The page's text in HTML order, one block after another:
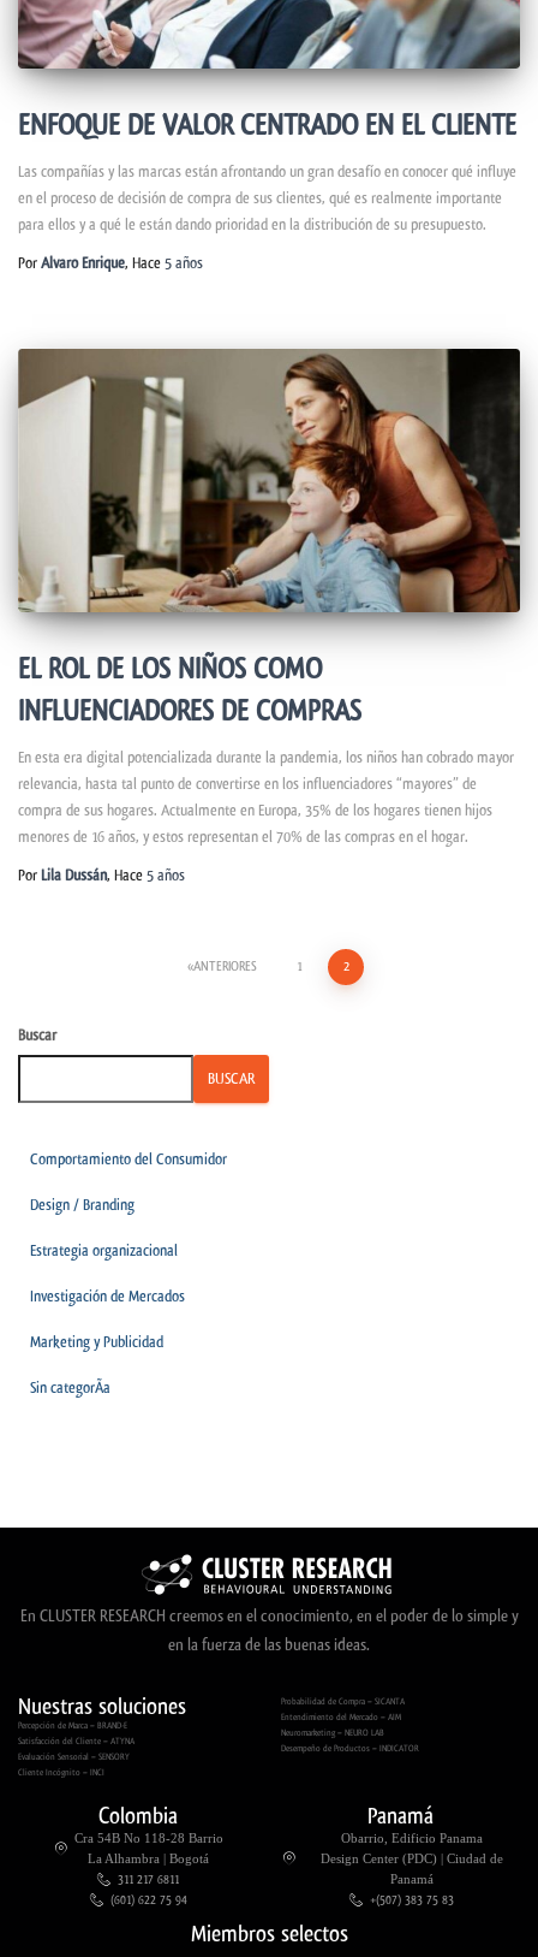
ENFOQUE DE VALOR CENTRADO EN EL CLIENTE
Las compañías y las marcas están afrontando un gran desafío en conocer qué influye
en el proceso de decisión de compra de sus clientes, qué es realmente importante
para ellos y a qué le están dando prioridad en la distribución de su presupuesto.
PorAlvaro Enrique, Hace5 años
EL ROL DE LOS NIÑOS COMO
INFLUENCIADORES DE COMPRAS
En esta era digital potencializada durante la pandemia, los niños han cobrado mayor
relevancia, hasta tal punto de convertirse en los influenciadores “mayores” de
compra de sus hogares. Actualmente en Europa, 35% de los hogares tienen hijos
menores de 16 años, y estos representan el 70% de las compras en el hogar.
PorLila Dussán, Hace5 años
ANTERIORES 1 2
Buscar
BUSCAR
Comportamiento del Consumidor
Design / Branding
Estrategia organizacional
Investigación de Mercados
Marketing y Publicidad
Sin categorÃ­a
En CLUSTER RESEARCH creemos en el conocimiento, en el poder de lo simple y
en la fuerza de las buenas ideas.
Nuestras soluciones
Percepción de Marca – BRAND-E
Satisfacción del Cliente – ATYNA
Evaluación Sensorial – SENSORY
Cliente Incógnito – INCI
Probabilidad de Compra – SICANTA
Entendimiento del Mercado – AIM
Neuromarketing – NEURO LAB
Desempeño de Productos – INDICATOR
Colombia
Cra 54B No 118-28 Barrio
La Alhambra | Bogotá
311 217 6811
(601) 622 75 94
Panamá
Obarrio, Edificio Panama
Design Center (PDC) | Ciudad de
Panamá
+(507) 383 75 83
Miembros selectos